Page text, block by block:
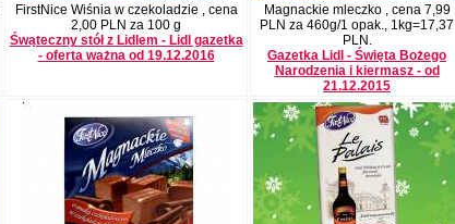
FirstNice Wiśnia w czekoladzie , cena
2,00 PLN za 100 g
Śwąteczny stół z Lidlem - Lidl gazetka
- oferta ważna od 19.12.2016
Magnackie mleczko , cena 7,99
PLN za 460g/1 opak., 1kg=17,37
PLN.
Gazetka Lidl - Święta Bożego
Narodzenia i kiermasz - od
21.12.2015